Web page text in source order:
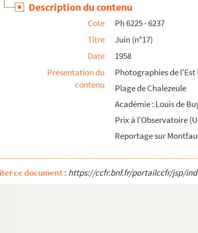
Description du contenu
Cote
Ph 6225 - 6237
Titre
Juin (n°17)
Date
1958
Présentation du
contenu
Photographies de
Plage de Chalezeule
Académie : Louis de
Prix à l'Observatoire
Reportage sur
ce document : https://ccfr.bnf.fr/portailccfr/jsp/